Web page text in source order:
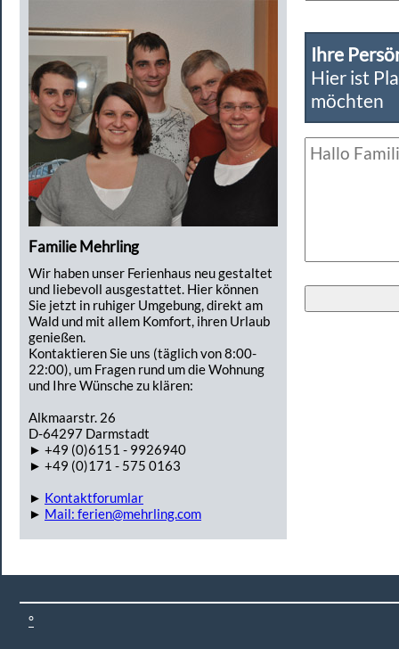
Familie Mehrling
Wir haben unser Ferienhaus neu gestaltet
und liebevoll ausgestattet. Hier können
Sie jetzt in ruhiger Umgebung, direkt am
Wald und mit allem Komfort, ihren Urlaub
genießen.
Kontaktieren Sie uns (täglich von 8:00-
22:00), um Fragen rund um die Wohnung
und Ihre Wünsche zu klären:
Alkmaarstr. 26
D-64297 Darmstadt
► +49 (0)6151 - 9926940
► +49 (0)171 - 575 0163
► Kontaktforumlar
► Mail: ferien@mehrling.com
Ihre
Hier ist
möchten
°